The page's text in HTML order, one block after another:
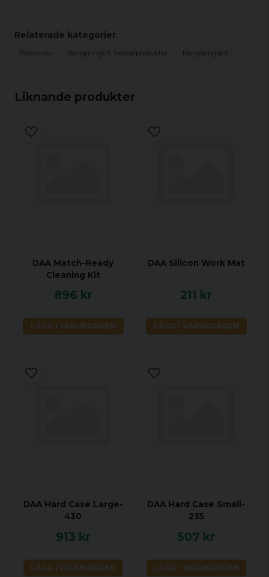
Liknande produkter
DAA Match-Ready
Cleaning Kit
896 kr
LÄGG I VARUKORGEN
DAA Silicon Work Mat
211 kr
LÄGG I VARUKORGEN
DAA Hard Case Large-
430
913 kr
LÄGG I VARUKORGEN
DAA Hard Case Small-
235
507 kr
LÄGG I VARUKORGEN
Relaterade kategorier
Produkter Rengörings & Skötselprodukter Rengöringskit